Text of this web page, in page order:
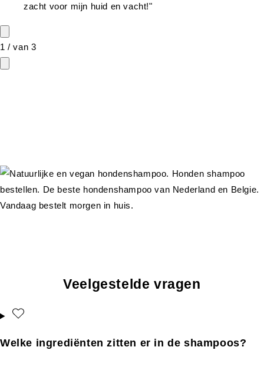
zacht voor mijn huid en vacht!"
1 /van 3
Veelgestelde vragen
Welke ingrediënten zitten er in de shampoos?